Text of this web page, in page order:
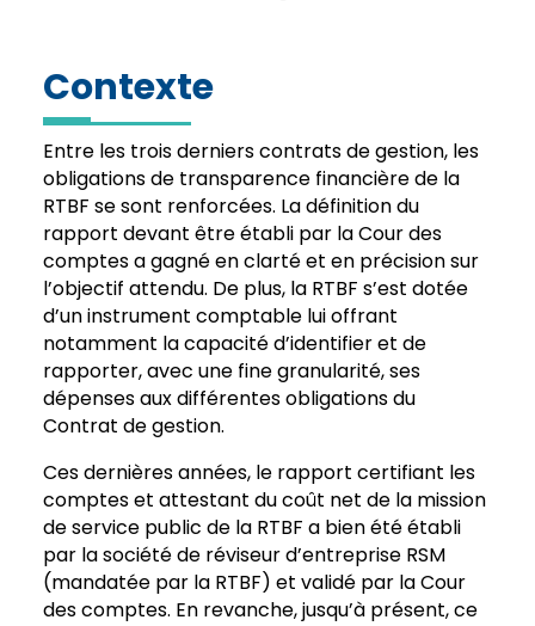
Contexte
Entre les trois derniers contrats de gestion, les
obligations de transparence financière de la
RTBF se sont renforcées. La définition du
rapport devant être établi par la Cour des
comptes a gagné en clarté et en précision sur
l’objectif attendu. De plus, la RTBF s’est dotée
d’un instrument comptable lui offrant
notamment la capacité d’identifier et de
rapporter, avec une fine granularité, ses
dépenses aux différentes obligations du
Contrat de gestion.
Ces dernières années, le rapport certifiant les
comptes et attestant du coût net de la mission
de service public de la RTBF a bien été établi
par la société de réviseur d’entreprise RSM
(mandatée par la RTBF) et validé par la Cour
des comptes. En revanche, jusqu’à présent, ce